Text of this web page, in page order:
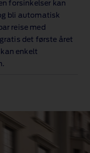
forsinkelser kan
bli automatisk
reise med
det første året
enkelt